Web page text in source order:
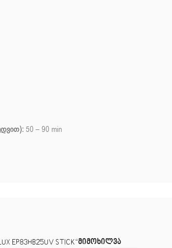
50 – 90 min
მიმოხილვა
EP83HB25UV STICK“